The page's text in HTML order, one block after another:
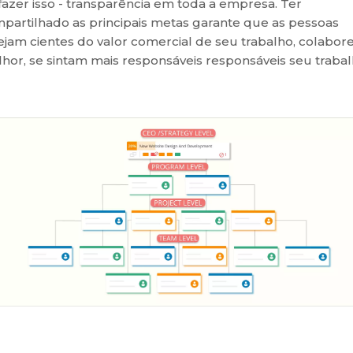
isso - transparência em toda a empresa. Ter
as principais metas garante que as pessoas
cientes do valor comercial de seu trabalho,
se sintam mais responsáveis responsáveis seu